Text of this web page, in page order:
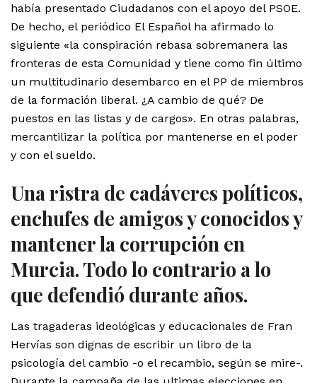
había presentado Ciudadanos con el apoyo del PSOE.
De hecho, el periódico El Español ha afirmado lo
siguiente «la conspiración rebasa sobremanera las
fronteras de esta Comunidad y tiene como fin último
un multitudinario desembarco en el PP de miembros
de la formación liberal. ¿A cambio de qué? De
puestos en las listas y de cargos». En otras palabras,
mercantilizar la política por mantenerse en el poder
y con el sueldo.
Una ristra de cadáveres políticos,
enchufes de amigos y conocidos y
mantener la corrupción en
Murcia. Todo lo contrario a lo
que defendió durante años.
Las tragaderas ideológicas y educacionales de Fran
Hervías son dignas de escribir un libro de la
psicología del cambio -o el recambio, según se mire-.